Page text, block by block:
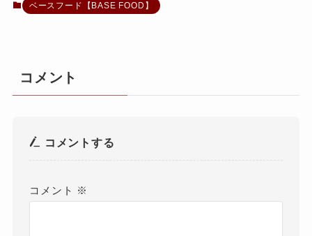
ベースフード【BASE FOOD】
コメント
コメントする
コメント ※